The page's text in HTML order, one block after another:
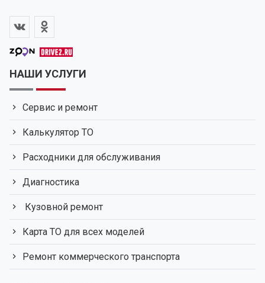
НАШИ УСЛУГИ
Сервис и ремонт
Калькулятор ТО
Расходники для обслуживания
Диагностика
Кузовной ремонт
Карта ТО для всех моделей
Ремонт коммерческого транспорта